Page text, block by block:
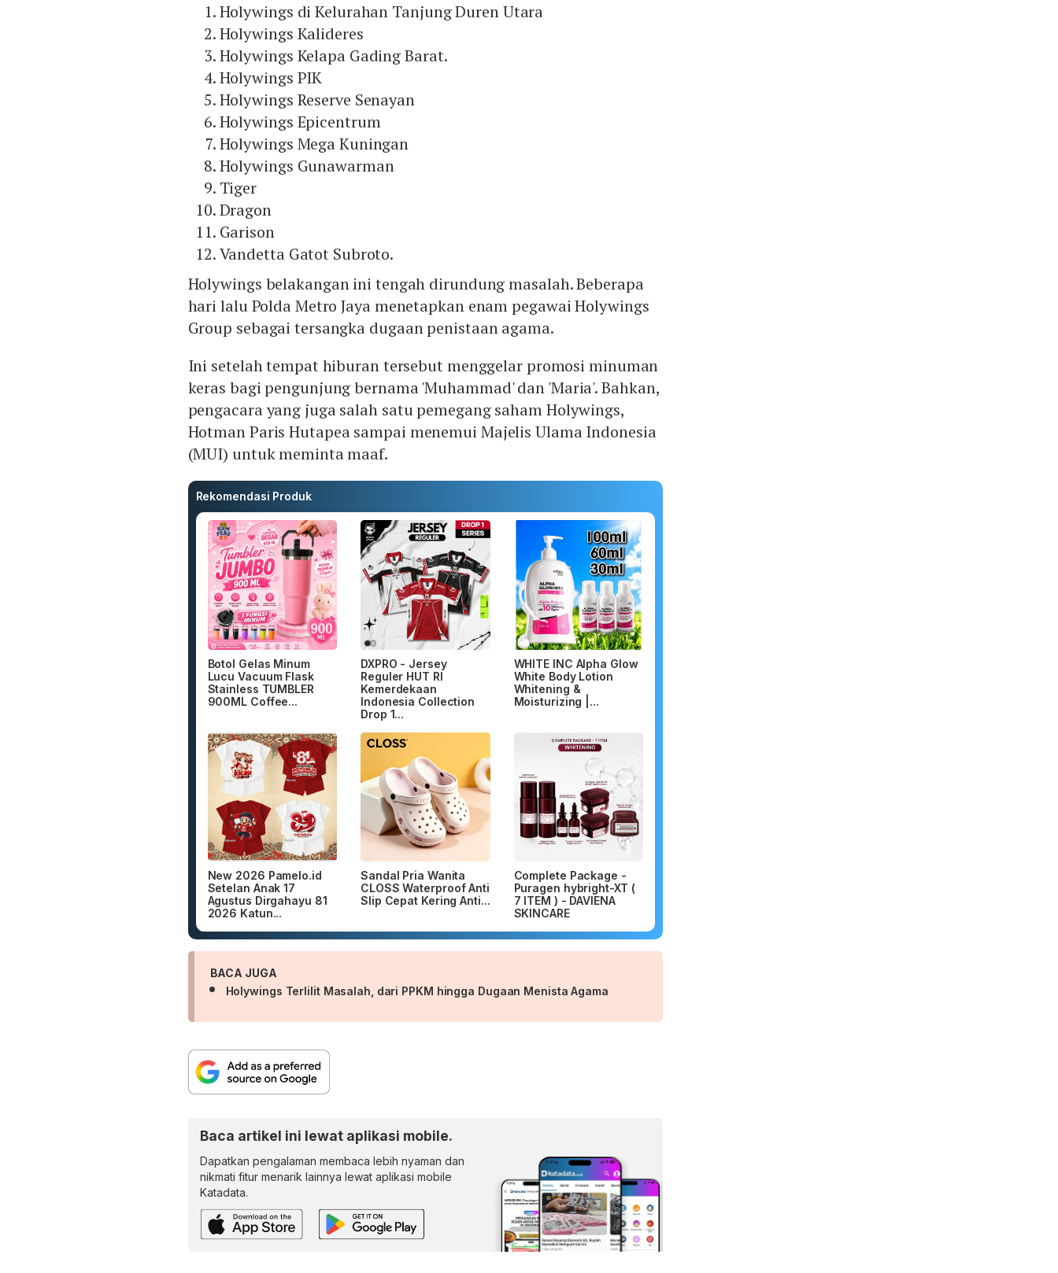
Holywings di Kelurahan Tanjung Duren Utara
Holywings Kalideres
Holywings Kelapa Gading Barat.
Holywings PIK
Holywings Reserve Senayan
Holywings Epicentrum
Holywings Mega Kuningan
Holywings Gunawarman
Tiger
Dragon
Garison
Vandetta Gatot Subroto.
Holywings belakangan ini tengah dirundung masalah. Beberapa
hari lalu Polda Metro Jaya menetapkan enam pegawai Holywings
Group sebagai tersangka dugaan penistaan agama.
Ini setelah tempat hiburan tersebut menggelar promosi minuman
keras bagi pengunjung bernama 'Muhammad' dan 'Maria'. Bahkan,
pengacara yang juga salah satu pemegang saham Holywings,
Hotman Paris Hutapea sampai menemui Majelis Ulama Indonesia
(MUI) untuk meminta maaf.
Rekomendasi Produk
Botol Gelas Minum
Lucu Vacuum Flask
Stainless TUMBLER
900ML Coffee...
DXPRO - Jersey
Reguler HUT RI
Kemerdekaan
Indonesia Collection
Drop 1...
WHITE INC Alpha Glow
White Body Lotion
Whitening &
Moisturizing |...
New 2026 Pamelo.id
Setelan Anak 17
Agustus Dirgahayu 81
2026 Katun...
Sandal Pria Wanita
CLOSS Waterproof Anti
Slip Cepat Kering Anti...
Complete Package -
Puragen hybright-XT (
7 ITEM ) - DAVIENA
SKINCARE
BACA JUGA
Holywings Terlilit Masalah, dari PPKM hingga Dugaan Menista Agama
Baca artikel ini lewat aplikasi mobile.
Dapatkan pengalaman membaca lebih nyaman dan
nikmati fitur menarik lainnya lewat aplikasi mobile
Katadata.